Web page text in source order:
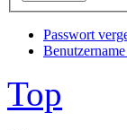
Passwort
Top